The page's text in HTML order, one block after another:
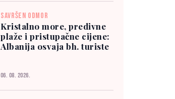
SAVRŠEN ODMOR
Kristalno more, predivne
plaže i pristupačne cijene:
Albanija osvaja bh. turiste
06. 08. 2026.